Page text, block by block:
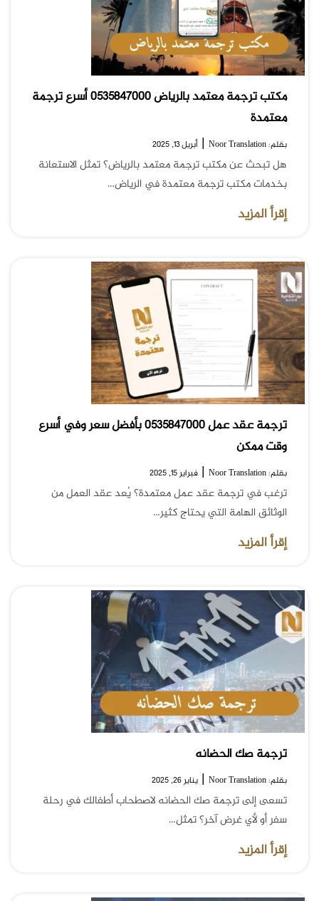
مكتب ترجمة معتمد بالرياض 0535847000 أسرع ترجمة
معتمدة
بقلم: Noor Translation | أبريل 13, 2025
هل تبحث عن مكتب ترجمة معتمد بالرياض؟ تمثل الاستعانة
بخدمات مكتب ترجمة معتمدة في الرياض…
إقرأ المزيد
ترجمة عقد عمل 0535847000 بأفضل سعر وفي أسرع
وقت ممكن
بقلم: Noor Translation | فبراير 15, 2025
ترغب في ترجمة عقد عمل معتمدة؟ يُعد عقد العمل من
الوثائق الهامة التي يحتاج كثير…
إقرأ المزيد
ترجمة صك الحضانه
بقلم: Noor Translation | يناير 26, 2025
تسعى إلى ترجمة صك الحضانه لاصطحاب أطفالك في رحلة
سفر أو لأي غرض آخر؟ تمثل…
إقرأ المزيد